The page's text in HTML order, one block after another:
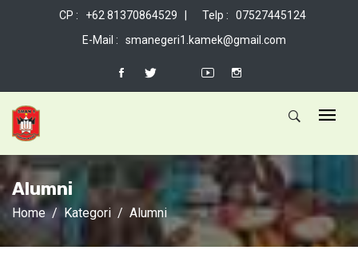
CP : +62 81370864529 |
Telp : 07527445124
E-Mail : smanegeri1.kamek@gmail.com
Alumni
Home Kategori Alumni